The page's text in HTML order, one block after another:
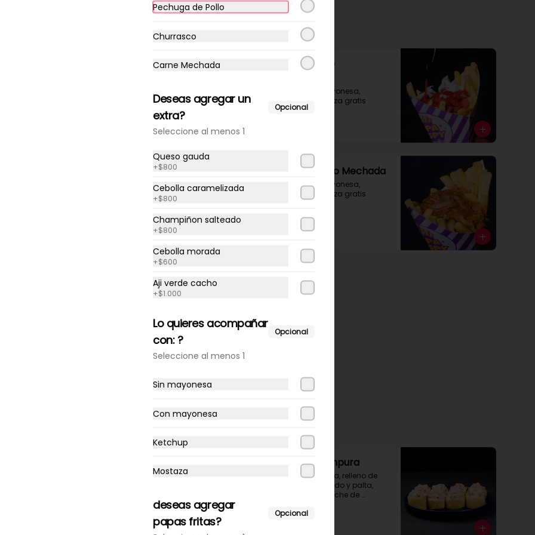
-32 %
Cono Grande
Con extra de Mayonesa,
ketchup o mostaza gratis
Cono Mediano Mechada
Con extra de Mayonesa,
ketchup o mostaza gratis
Roll Furai Tempura
Envoltura tempura, relleno de
camarón apanado y palta,
cubierto con ceviche de
Pechuga de Pollo
Churrasco
Carne Mechada
Deseas agregar un
extra?
Opcional
Seleccione al menos 1
Queso gauda
+$800
Cebolla caramelizada
+$800
Champiñon salteado
+$800
Cebolla morada
+$600
Aji verde cacho
+$1.000
Lo quieres acompañar
con: ?
Opcional
Seleccione al menos 1
Sin mayonesa
Con mayonesa
Ketchup
Mostaza
deseas agregar
papas fritas?
Opcional